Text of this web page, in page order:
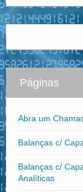
Páginas
Abra um
Balanças c/
Balanças c/
Analíticas